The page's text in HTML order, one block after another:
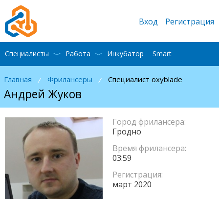
Главная / Фрилансеры / Специалист oxyblade
Андрей Жуков
Город фрилансера:
Гродно
Время фрилансера:
03:59
Регистрация:
март 2020
Вход Регистрация
Специалисты Работа Инкубатор Smart